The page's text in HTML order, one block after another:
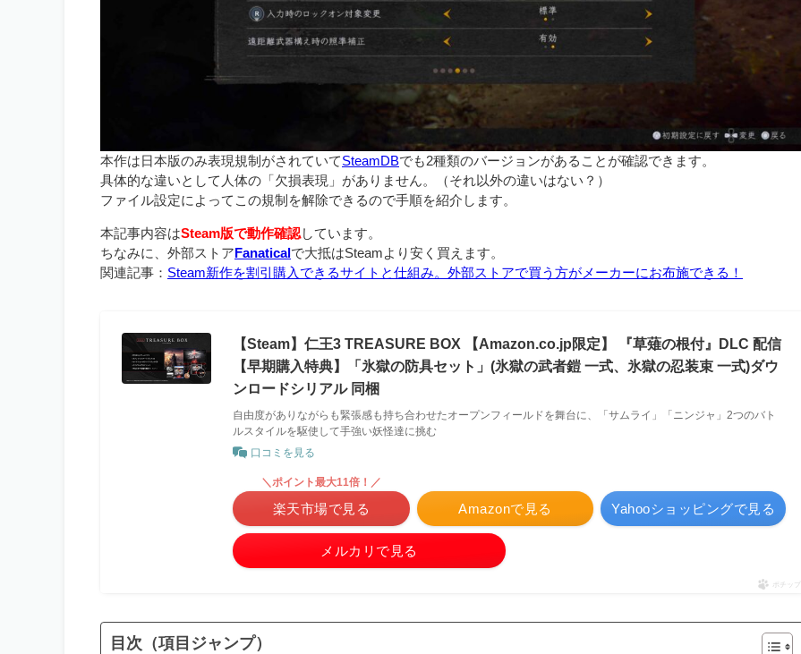
本作は日本版のみ表現規制がされていて SteamDBでも2種類のバージョンがあることが確認できます。
具体的な違いとして人体の「欠損表現」がありません。（それ以外の違いはない？）
ファイル設定によってこの規制を解除できるので手順を紹介します。
本記事内容はSteam版で動作確認 しています。
ちなみに、外部ストア Fanatical で大抵はSteamより安く買えます。
関連記事： Steam新作を割引購入できるサイトと仕組み。外部ストアで買う方がメーカーにお布施できる！
【Steam】仁王3 TREASURE BOX 【Amazon.co.jp限定】 『草薙の根付』DLC 配信
【早期購入特典】「氷獄の防具セット」(氷獄の武者鎧 一式、氷獄の忍装束 一式)ダウ
ンロードシリアル 同梱
自由度がありながらも緊張感も持ち合わせたオープンフィールドを舞台に、「サムライ」「ニンジャ」2つのバト
ルスタイルを駆使して手強い妖怪達に挑む
口コミを見る
Amazonで見る
＼ポイント最大11倍！／
楽天市場で見る Yahooショッピングで見る
メルカリで見る
ポチップ
目次（項目ジャンプ）